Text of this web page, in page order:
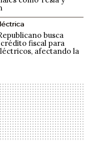
busca
fiscal para
afectando la